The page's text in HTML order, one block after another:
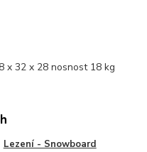
x 32 x 28 nosnost 18 kg
Lezení - Snowboard